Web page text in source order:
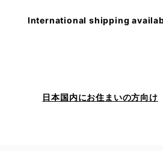
International shipping
日本国内にお住まいの方向け